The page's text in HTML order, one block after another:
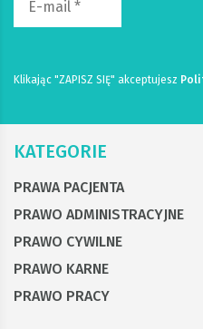
Klikając "ZAPISZ SIĘ" akceptujesz
KATEGORIE
PRAWA PACJENTA
PRAWO ADMINISTRACYJNE
PRAWO CYWILNE
PRAWO KARNE
PRAWO PRACY